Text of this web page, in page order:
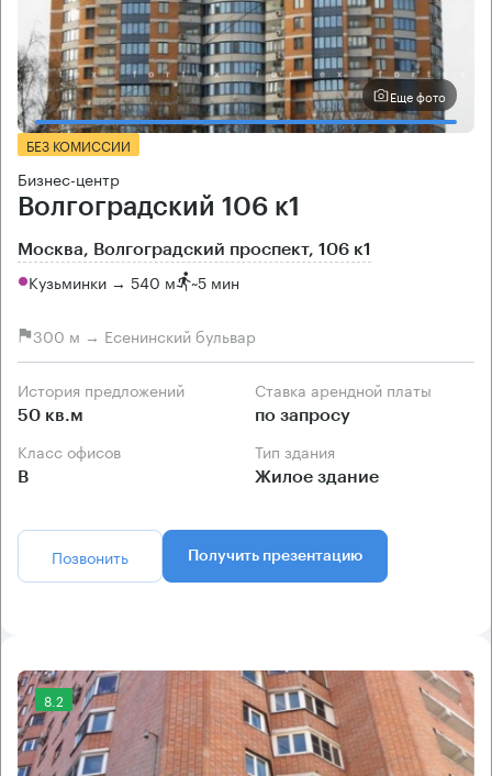
Еще фото
БЕЗ КОМИССИИ
Бизнес-центр
Волгоградский 106 к1
Москва, Волгоградский проспект, 106 к1
Кузьминки → 540 м ~5 мин
300 м → Есенинский бульвар
История предложений
50 кв.м
Ставка арендной платы
по запросу
Класс офисов
B
Тип здания
Жилое здание
Позвонить Получить презентацию
8.2